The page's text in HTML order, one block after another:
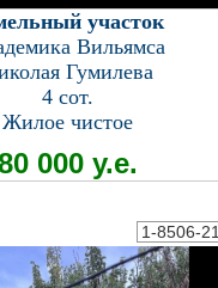
участок
Вильямса
Гумилева
4 сот.
Жилое чистое
000 у.е.
1-8506-21